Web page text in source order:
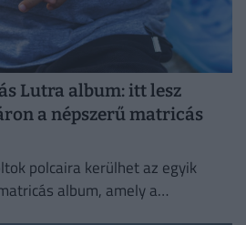
Lutra album: itt lesz
a népszerű matricás
polcaira kerülhet az egyik
album, amely a